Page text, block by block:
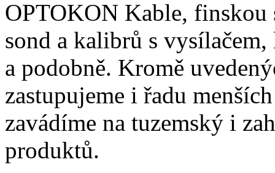
OPTOKON Kable,
sond a kalibrů s
a podobně. Kromě
zastupujeme i řadu
zavádíme na tuzemský i
produktů.